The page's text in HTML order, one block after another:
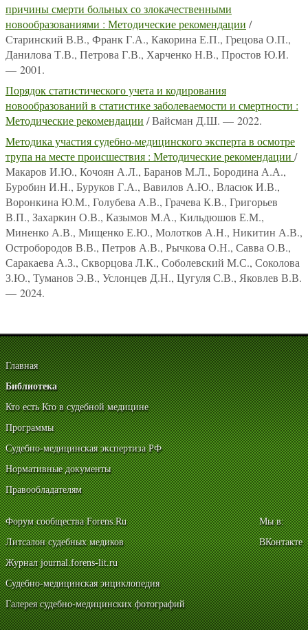
причины смерти больных со злокачественными
новообразованиями : Методические рекомендации /
Старинский В.В., Франк Г.А., Какорина Е.П., Грецова О.П.,
Данилова Т.В., Петрова Г.В., Харченко Н.В., Простов Ю.И.
— 2001.
Порядок статистического учета и кодирования
новообразований в статистике заболеваемости и смертности :
Методические рекомендации / Вайсман Д.Ш. — 2022.
Методика участия судебно-медицинского эксперта в осмотре
трупа на месте происшествия : Методические рекомендации /
Макаров И.Ю., Кочоян А.Л., Баранов М.Л., Бородина А.А.,
Буробин И.Н., Буруков Г.А., Вавилов А.Ю., Власюк И.В.,
Воронкина Ю.М., Голубева А.В., Грачева К.В., Григорьев
В.П., Захаркин О.В., Казымов М.А., Кильдюшов Е.М.,
Миненко А.В., Мищенко Е.Ю., Молотков А.Н., Никитин А.В.,
Остробородов В.В., Петров А.В., Рычкова О.Н., Савва О.В.,
Саракаева А.З., Скворцова Л.К., Соболевский М.С., Соколова
З.Ю., Туманов Э.В., Услонцев Д.Н., Цугуля С.В., Яковлев В.В.
— 2024.
Главная
Библиотека
Кто есть Кто в судебной медицине
Программы
Судебно-медицинская экспертиза РФ
Нормативные документы
Правообладателям
Форум сообщества Forens.Ru
Литсалон судебных медиков
Журнал journal.forens-lit.ru
Судебно-медицинская энциклопедия
Галерея судебно-медицинских фотографий
Мы в:
ВКонтакте